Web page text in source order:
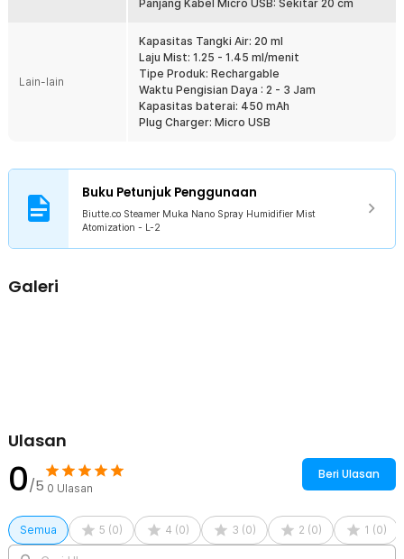
Lembapkan kulit wajah Anda agar lebih segar dan tidak mudah
kering dengan nano spray ini, terutama jika tinggal di daerah
dengan cuaca panas. Alat ini menyemburkan mist dengan laju 1.25-
geser panel ke bawah dan produk Biutte.co akan otomatis menyala
sehingga praktis digunakan kapan saja.
Compact dan Praktis
Atomization - L-2
1 x Kabel Micro USB
Panjang Kabel Micro USB: Sekitar 20 cm
Lain-lain
Kapasitas Tangki Air: 20 ml
Laju Mist: 1.25 - 1.45 ml/menit
Tipe Produk: Rechargable
Waktu Pengisian Daya : 2 - 3 Jam
Kapasitas baterai: 450 mAh
Plug Charger: Micro USB
Buku Petunjuk Penggunaan
Biutte.co Steamer Muka Nano Spray Humidifier Mist
Atomization - L-2
Galeri
Ulasan
0/5 0 Ulasan
Beri Ulasan
Semua 5 (0) 4 (0) 3 (0) 2 (0) 1 (0)